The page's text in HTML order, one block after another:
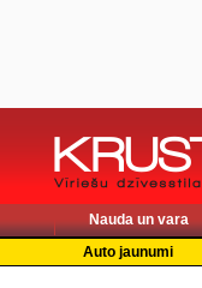
Nauda un vara
Auto jaunumi